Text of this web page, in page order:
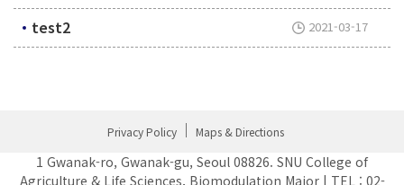
test2 2021-03-17
Privacy Policy Maps & Directions
1 Gwanak-ro, Gwanak-gu, Seoul 08826. SNU College of
Agriculture & Life Sciences, Biomodulation Major | TEL : 02-